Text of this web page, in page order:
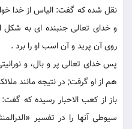
نقل شده كه گفت: الياس از خدا
و خداى تعالى جنبنده اى به
روى آن پريد و آن اسب او را برد .
پس خداى تعالى پر و بال، و
هم از او گرفت; در نتيجه مانند
باز از كعب الاحبار رسيده كه
سيوطى آنها را در تفسير